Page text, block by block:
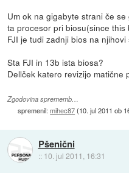
Um ok na gigabyte strani če
ta procesor pri biosu(since this
FJI je tudi zadnji bios na njihovi
Sta FJI in 13b ista biosa?
Dellček katero revizijo matične
Zgodovina sprememb…
spremenil:mihec87(10. jul 2011 ob
Pšenični
:: 10. jul 2011, 16:31